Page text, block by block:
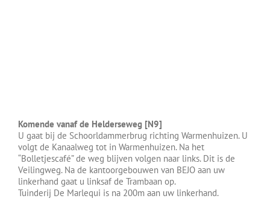
Komende vanaf de Helderseweg [N9]
U gaat bij de Schoorldammerbrug richting Warmenhuizen. U
volgt de Kanaalweg tot in Warmenhuizen. Na het
“Bolletjescafé” de weg blijven volgen naar links. Dit is de
Veilingweg. Na de kantoorgebouwen van BEJO aan uw
linkerhand gaat u linksaf de Trambaan op.
Tuinderij De Marlequi is na 200m aan uw linkerhand.